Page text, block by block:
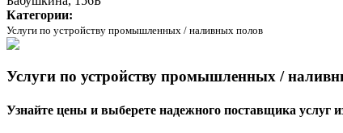
Категории:
Услуги по устройству промышленных / наливных полов
Услуги по устройству промышленных /
Узнайте цены и выберете надежного поставщика